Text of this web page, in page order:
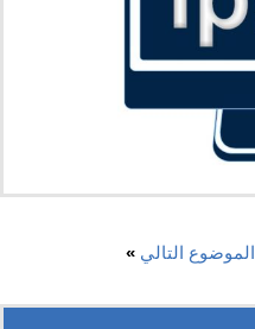
الموضوع التالي »